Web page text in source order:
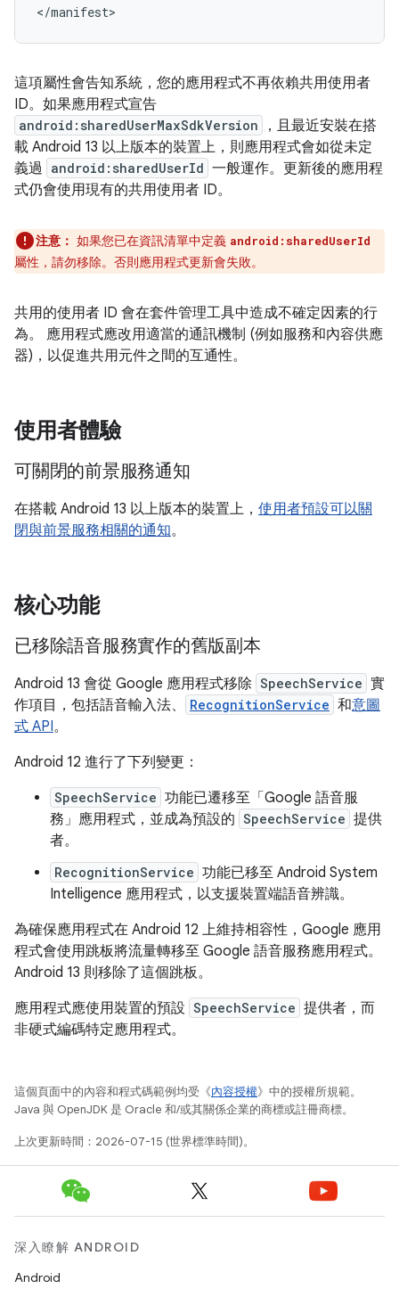
</manifest>
這項屬性會告知系統，您的應用程式不再依賴共用使用者
ID。如果應用程式宣告
android:sharedUserMaxSdkVersion
，且最近安裝在搭
載 Android 13 以上版本的裝置上，則應用程式會如從未定
義過
android:sharedUserId 一般運作。更新後的應用程
式仍會使用現有的共用使用者 ID。
注意： 如果您已在資訊清單中定義 android:sharedUserId
屬性，請勿移除。否則應用程式更新會失敗。
共用的使用者 ID 會在套件管理工具中造成不確定因素的行
為。 應用程式應改用適當的通訊機制 (例如服務和內容供應
器)，以促進共用元件之間的互通性。
使用者體驗
可關閉的前景服務通知
在搭載 Android 13 以上版本的裝置上， 使用者預設可以關
閉與前景服務相關的通知。
核心功能
已移除語音服務實作的舊版副本
Android 13 會從 Google 應用程式移除 SpeechService 實
作項目，包括語音輸入法、
RecognitionService 和意圖
式 API。
Android 12 進行了下列變更：
SpeechService 功能已遷移至「Google 語音服
務」應用程式 ，並成為預設的 SpeechService 提供
者。
RecognitionService 功能已移至 Android System
Intelligence 應用程式，以支援裝置端語音辨識。
為確保應用程式在 Android 12 上維持相容性，Google 應用
程式會使用跳板將流量轉移至 Google 語音服務應用程式。
Android 13 則移除了這個跳板。
應用程式應使用裝置的預設 SpeechService 提供者，而
非硬式編碼特定應用程式。
這個頁面中的內容和程式碼範例均受《內容授權》中的授權所規範。
Java 與 OpenJDK 是 Oracle 和/或其關係企業的商標或註冊商標。
上次更新時間：2026-07-15 (世界標準時間)。
深入瞭解 ANDROID
Android